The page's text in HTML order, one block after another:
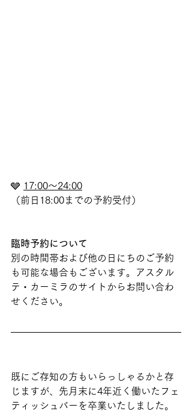
🩶 17:00〜24:00
（前日18:00までの予約受付）
臨時予約について
別の時間帯および他の日にちのご予約
も可能な場合もございます。アスタル
テ・カーミラのサイトからお問い合わ
せください。
既にご存知の方もいらっしゃるかと存
じますが、先月末に4年近く働いたフェ
ティッシュバーを卒業いたしました。